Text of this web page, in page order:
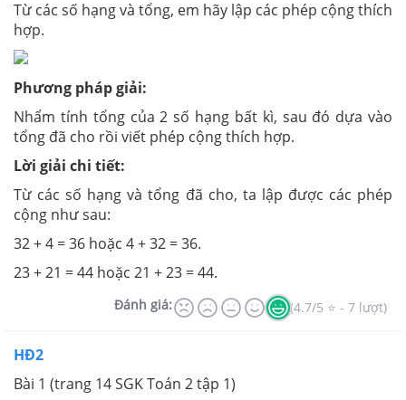
Từ các số hạng và tổng, em hãy lập các phép cộng thích
hợp.
Phương pháp giải:
Nhẩm tính tổng của 2 số hạng bất kì, sau đó dựa vào
tổng đã cho rồi viết phép cộng thích hợp.
Lời giải chi tiết:
Từ các số hạng và tổng đã cho, ta lập được các phép
cộng như sau:
32 + 4 = 36 hoặc 4 + 32 = 36.
23 + 21 = 44 hoặc 21 + 23 = 44.
Đánh giá: (4.7/5 ⭐ - 7 lượt)
HĐ2
Bài 1 (trang 14 SGK Toán 2 tập 1)